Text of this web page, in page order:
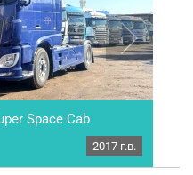
тягач DAF XF 460 FTP
Space Cab
2017 г.в.